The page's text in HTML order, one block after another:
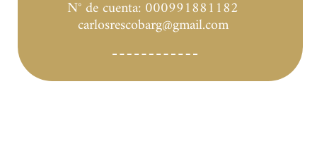
N° de cuenta: 000991881182
carlosrescobarg@gmail.com